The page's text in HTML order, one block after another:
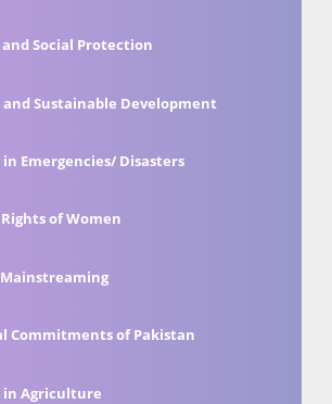
Social Protection
Sustainable Development
Emergencies/ Disasters
of Women
Commitments of Pakistan
in Agriculture